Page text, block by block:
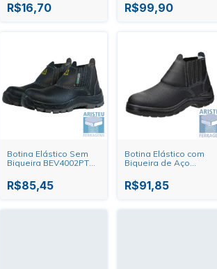
R$16,70 R$99,90
Botina Elástico Sem
Biqueira BEV4002PTX
R$85,45
Botina Elástico com
Biqueira de Aço
R$91,85